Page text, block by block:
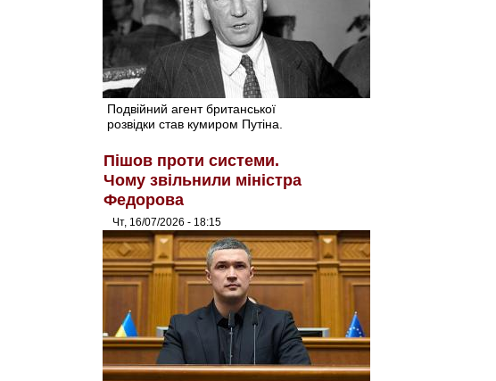
Подвійний агент британської
розвідки став кумиром Путіна.
Пішов проти системи.
Чому звільнили міністра
Федорова
Чт, 16/07/2026 - 18:15